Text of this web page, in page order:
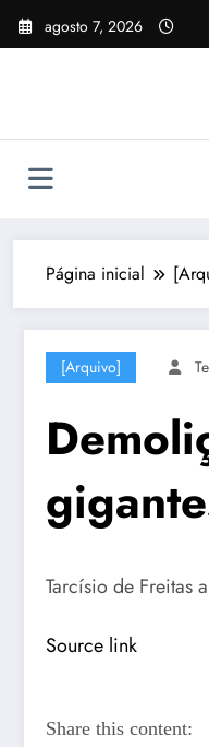
Pular
para
agosto 7, 2026
Página inicial
[Arquivo]
Tarcísio de Freitas
Source link
Share this content: